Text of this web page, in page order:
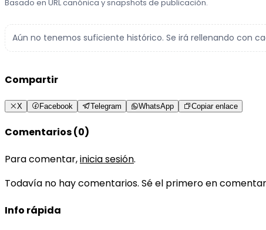
Basado en URL canónica y snapshots de publicación.
Aún no tenemos suficiente histórico. Se irá rellenando con
Compartir
X Facebook Telegram WhatsApp Copiar enlace
Comentarios (0)
Para comentar,inicia sesión.
Todavía no hay comentarios. Sé el primero en
Info rápida